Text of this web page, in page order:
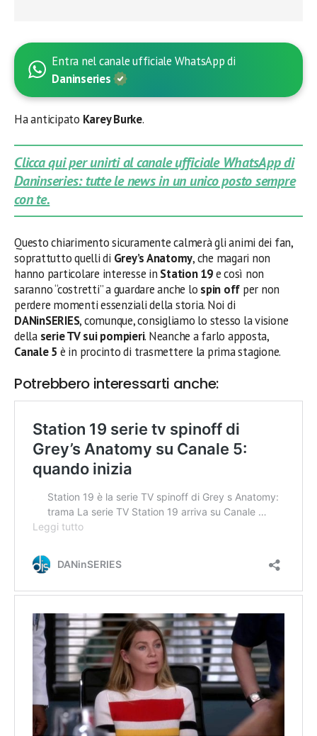
Entra nel canale ufficiale WhatsApp di
Daninseries
Ha anticipato Karey Burke.
Clicca qui per unirti al canale ufficiale WhatsApp di
Daninseries: tutte le news in un unico posto sempre
con te.
Questo chiarimento sicuramente calmerà gli animi dei fan,
soprattutto quelli di Grey’s Anatomy, che magari non
hanno particolare interesse in Station 19e così non
saranno “costretti” a guardare anche lo spin off per non
perdere momenti essenziali della storia. Noi di
DANinSERIES, comunque, consigliamo lo stesso la visione
della serie TV sui pompieri. Neanche a farlo apposta,
Canale 5 è in procinto di trasmettere la prima stagione.
Potrebbero interessarti anche: